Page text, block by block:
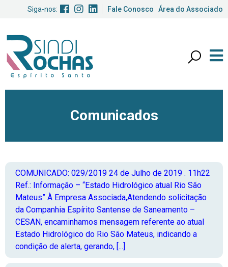
Siga-nos: Fale Conosco Área do Associado
Comunicados
COMUNICADO: 029/2019 24 de Julho de 2019 . 11h22
Ref.: Informação – “Estado Hidrológico atual Rio São
Mateus” À Empresa Associada,Atendendo solicitação
da Companhia Espírito Santense de Saneamento –
CESAN, encaminhamos mensagem referente ao atual
Estado Hidrológico do Rio São Mateus, indicando a
condição de alerta, gerando, [...]